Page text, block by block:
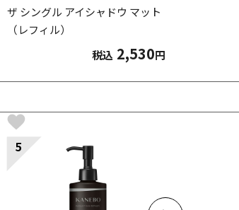
ザ シングル アイシャドウ マット
（レフィル）
税込 2,530円
5